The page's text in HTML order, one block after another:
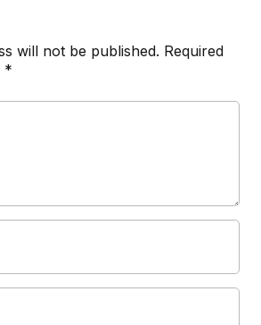
will not be published. Required
*